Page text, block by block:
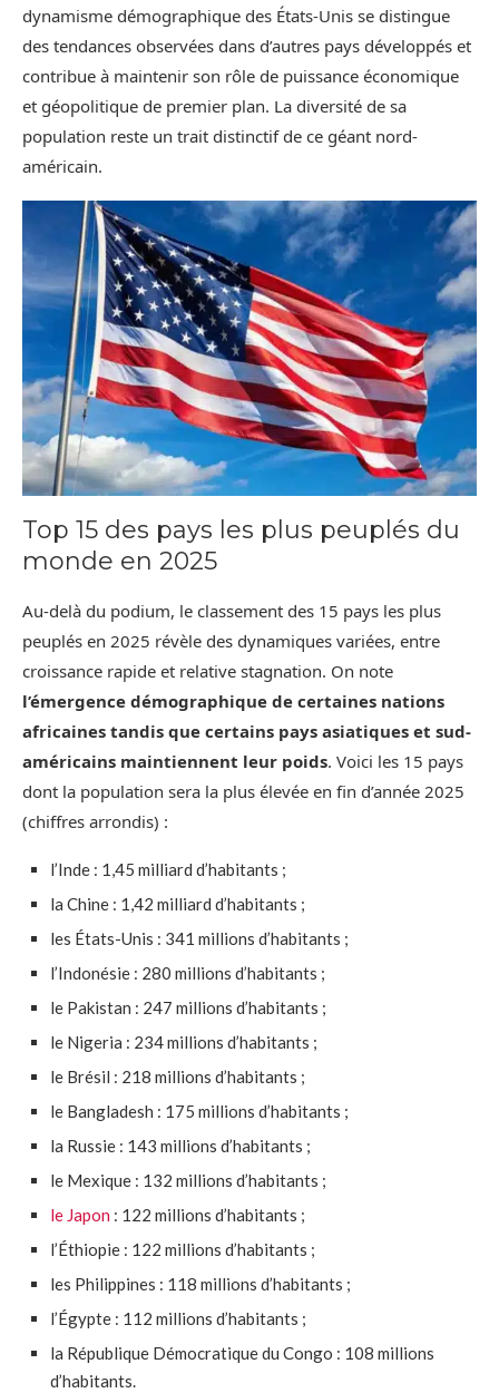
dynamisme démographique des États-Unis se distingue
des tendances observées dans d’autres pays développés et
contribue à maintenir son rôle de puissance économique
et géopolitique de premier plan. La diversité de sa
population reste un trait distinctif de ce géant nord-
américain.
Top 15 des pays les plus peuplés du
monde en 2025
Au-delà du podium, le classement des 15 pays les plus
peuplés en 2025 révèle des dynamiques variées, entre
croissance rapide et relative stagnation. On note
l’émergence démographique de certaines nations
africaines tandis que certains pays asiatiques et sud-
américains maintiennent leur poids. Voici les 15 pays
dont la population sera la plus élevée en fin d’année 2025
(chiffres arrondis) :
l’Inde : 1,45 milliard d’habitants ;
la Chine : 1,42 milliard d’habitants ;
les États-Unis : 341 millions d’habitants ;
l’Indonésie : 280 millions d’habitants ;
le Pakistan : 247 millions d’habitants ;
le Nigeria : 234 millions d’habitants ;
le Brésil : 218 millions d’habitants ;
le Bangladesh : 175 millions d’habitants ;
la Russie : 143 millions d’habitants ;
le Mexique : 132 millions d’habitants ;
le Japon : 122 millions d’habitants ;
l’Éthiopie : 122 millions d’habitants ;
les Philippines : 118 millions d’habitants ;
l’Égypte : 112 millions d’habitants ;
la République Démocratique du Congo : 108 millions
d’habitants.